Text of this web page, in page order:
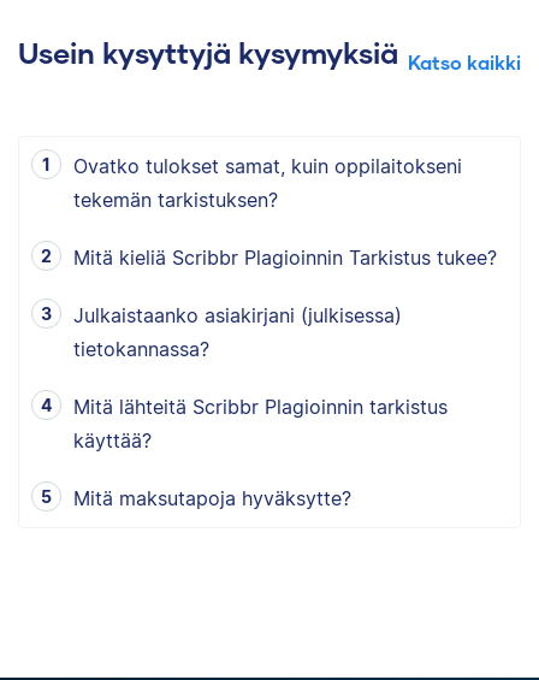
Usein kysyttyjä kysymyksiä Katso kaikki
Ovatko tulokset samat, kuin oppilaitokseni
tekemän tarkistuksen?
Mitä kieliä Scribbr Plagioinnin Tarkistus tukee?
Julkaistaanko asiakirjani (julkisessa)
tietokannassa?
Mitä lähteitä Scribbr Plagioinnin tarkistus
käyttää?
Mitä maksutapoja hyväksytte?